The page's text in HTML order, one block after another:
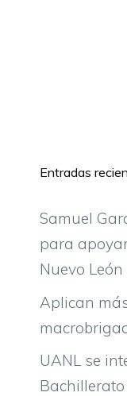
Entradas
Samuel
para
Nuevo León
Aplican
UANL se